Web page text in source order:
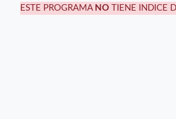
ESTE PROGRAMA NO TIENE INDICE